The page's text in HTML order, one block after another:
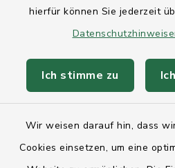
hierfür können Sie jederzeit
Ich stimme zu
Wir weisen darauf hin, dass
Cookies einsetzen, um eine
AktivRegion